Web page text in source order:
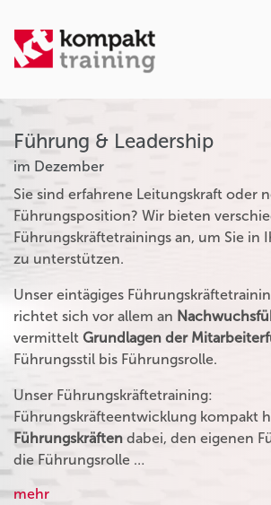
Führung & Leadership
im Dezember
Sie sind erfahrene Leitungskraft oder
Führungsposition? Wir bieten
Führungskräftetrainings an, um Sie in
zu unterstützen.
Unser eintägiges
richtet sich vor allem an
vermittelt Grundlagen der
Führungsstil bis Führungsrolle.
Unser Führungskräftetraining:
Führungskräfteentwicklung kompakt
Führungskräften dabei, den eigenen
die Führungsrolle …
mehr